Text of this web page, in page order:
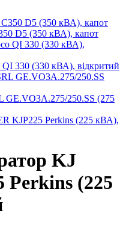
D5 (350 кВА), капот
330 (330 кВА), відкритий
GE.VO3A.275/250.SS (275
KJ
Perkins (225